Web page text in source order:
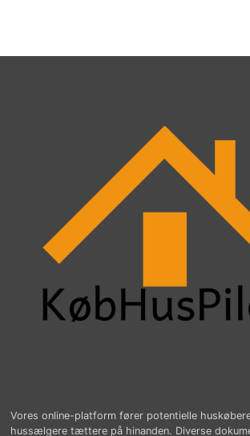
Vores online-platform fører potentielle
hussælgere tættere på hinanden. Diverse